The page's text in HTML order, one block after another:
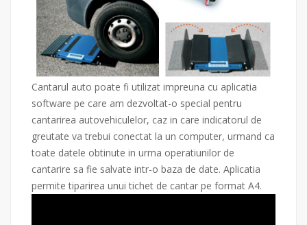
Cantarul auto poate fi utilizat impreuna cu aplicatia
software pe care am dezvoltat-o special pentru
cantarirea autovehiculelor, caz in care indicatorul de
greutate va trebui conectat la un computer, urmand ca
toate datele obtinute in urma operatiunilor de
cantarire sa fie salvate intr-o baza de date. Aplicatia
permite tiparirea unui tichet de cantar pe format A4.